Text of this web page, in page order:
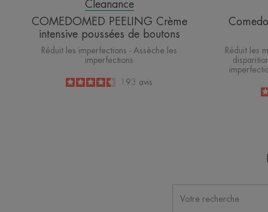
Cleanance
COMEDOMED PEELING Crème
intensive poussées de boutons
Réduit les imperfections - Assèche les
imperfections
4.5
193 avis
Réduit les